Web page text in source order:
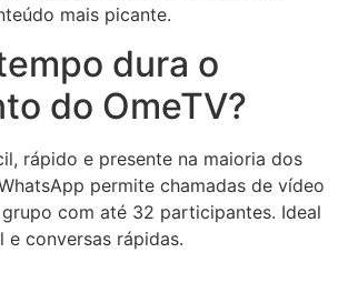
mais picante.
dura o
do OmeTV?
rápido e presente na maioria dos
permite chamadas de vídeo
com até 32 participantes. Ideal
e conversas rápidas.